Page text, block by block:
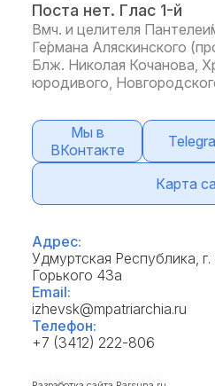
Поста нет. Глас 1-й
Вмч. и целителя
Ге́рмана Аляскинского
Блж. Николая Кочанова,
юродивого,
Мы в
ВКонтакте
Карта
Адрес:
Удмуртская Республика,
Горького 43а
Email:
izhevsk@mpatriarchia.ru
Телефон:
+7 (3412) 222-806